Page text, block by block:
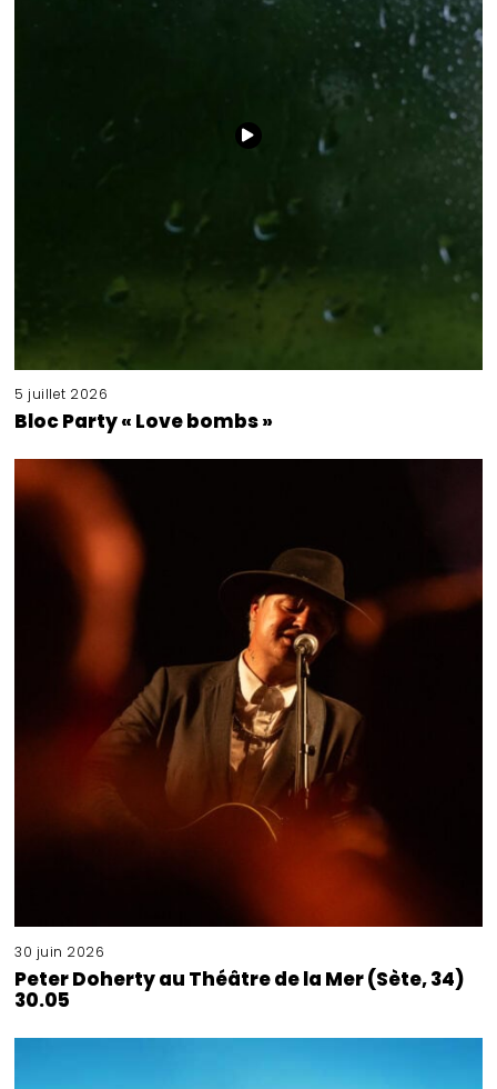
5 juillet 2026
Bloc Party « Love bombs »
30 juin 2026
Peter Doherty au Théâtre de la Mer (Sète, 34)
30.05